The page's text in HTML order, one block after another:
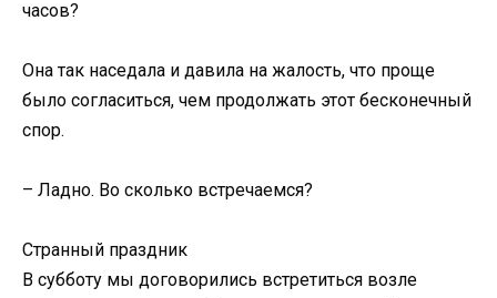
часов?
Она так наседала и давила на жалость, что проще
было согласиться, чем продолжать этот бесконечный
спор.
– Ладно. Во сколько встречаемся?
Странный праздник
В субботу мы договорились встретиться возле